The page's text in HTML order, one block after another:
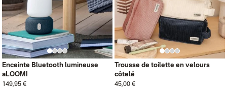
Enceinte Bluetooth lumineuse
aLOOMI
149,95 €
Trousse de toilette en velours
côtelé
45,00 €